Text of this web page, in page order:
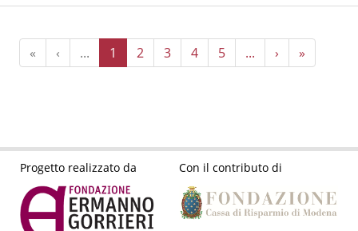
« ‹ ... 1 2 3 4 5 ... › »
Progetto realizzato da Con il contributo di